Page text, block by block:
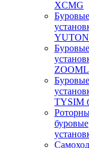
XCMG
Буровые
Буровые
Буровые
TYSIM
буровые